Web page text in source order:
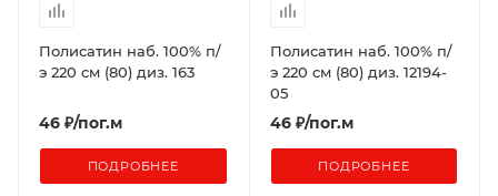
Полисатин наб. 100% п/
э 220 см (80) диз. 163
46 ₽/пог.м
ПОДРОБНЕЕ
Полисатин наб. 100% п/
э 220 см (80) диз. 12194-
05
46₽/пог.м
ПОДРОБНЕЕ